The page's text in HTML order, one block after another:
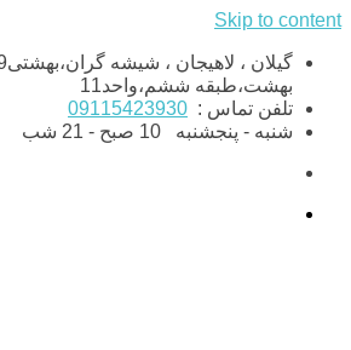
Skip to content
بهشت،طبقه ششم،واحد11
تلفن تماس : 09115423930
شنبه - پنجشنبه